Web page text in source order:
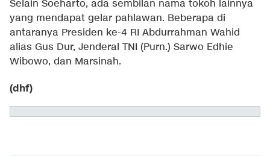
Selain Soeharto, ada sembilan nama tokoh lainnya
yang mendapat gelar pahlawan. Beberapa di
antaranya Presiden ke-4 RI Abdurrahman Wahid
alias Gus Dur, Jenderal TNI (Purn.) Sarwo Edhie
Wibowo, dan Marsinah.
(dhf)